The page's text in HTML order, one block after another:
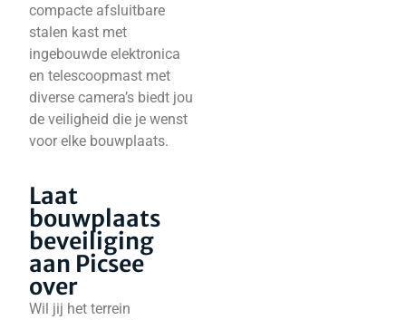
compacte afsluitbare
stalen kast met
ingebouwde elektronica
en telescoopmast met
diverse camera’s biedt jou
de veiligheid die je wenst
voor elke bouwplaats.
Laat
bouwplaats
beveiliging
aan Picsee
over
Wil jij het terrein